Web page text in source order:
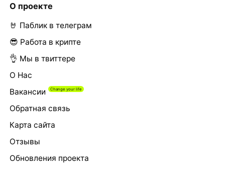
О проекте
🤘 Паблик в телеграм
😎 Работа в крипте
👌 Мы в твиттере
О Нас
Вакансии
Обратная связь
Карта сайта
Отзывы
Обновления проекта